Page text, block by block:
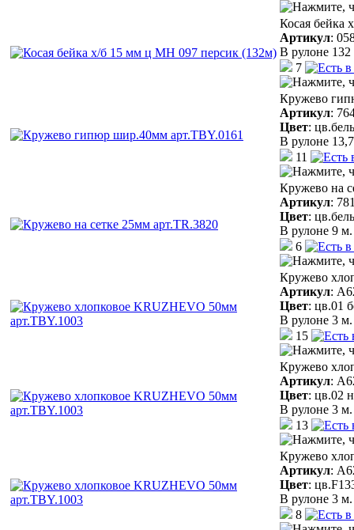
Косая бейка
Артикул:
В рулоне
7
Кружево
Артикул:
Цвет:
В рулоне
11
Кружево на
Артикул:
Цвет:
В рулоне 9 м.
6
Кружево
Артикул:
Цвет: цв.01
В рулоне 3 м.
15
Кружево
Артикул:
Цвет: цв.02
В рулоне 3 м.
13
Кружево
Артикул:
Цвет:
В рулоне 3 м.
8